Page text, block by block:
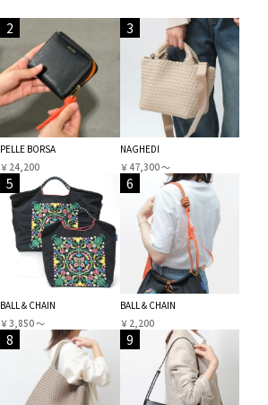
2
PELLE BORSA
￥24,200
3
NAGHEDI
￥47,300 〜
5
BALL＆CHAIN
￥3,850 〜
6
BALL＆CHAIN
￥2,200
8 9